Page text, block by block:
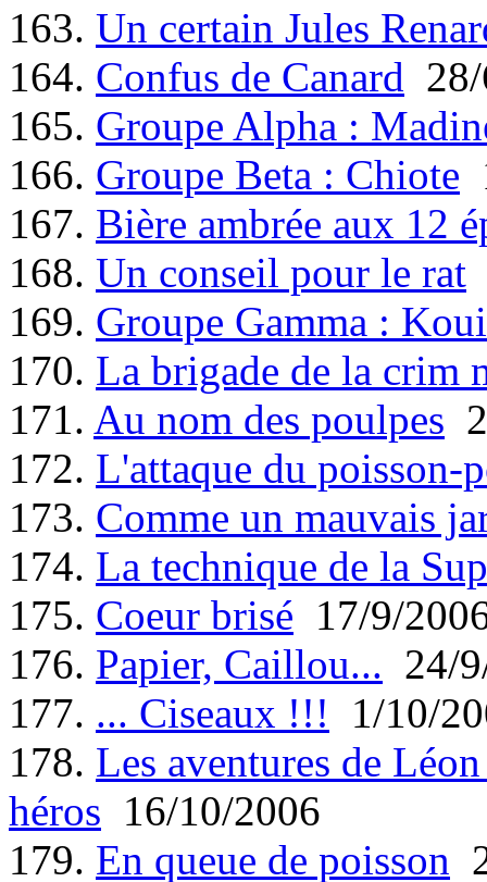
163. Un certain Jules
164. Confus de Canard
165. Groupe Alpha :
166. Groupe Beta : Chiote
167. Bière ambrée aux 12
168. Un conseil pour le rat
169. Groupe Gamma :
170. La brigade de la crim
171. Au nom des poulpes
172. L'attaque du poisson-
173. Comme un mauvais
174. La technique de la
175. Coeur brisé 17/9/
176. Papier, Caillou... 24/
177. ... Ciseaux !!! 1/10/
178. Les aventures de
héros 16/10/2006
179. En queue de poisson